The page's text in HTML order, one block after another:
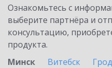
Ознакомьтесь с
выберите партнёра и
консультацию,
продукта.
Минск
Витебск